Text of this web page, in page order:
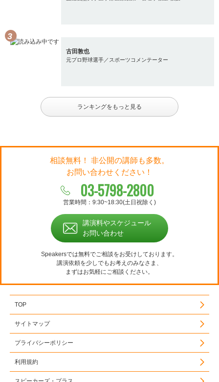
古田敦也
元プロ野球選手／スポーツコメンテーター
ランキングをもっと見る
相談無料！ 非公開の講師も多数。
お問い合わせください！
03-5798-2800
営業時間：9:30~18:30(土日祝除く)
講演料やスケジュール
お問い合わせ
Speakersでは無料でご相談をお受けしております。
講演依頼を少しでもお考えのみなさま、
まずはお気軽にご相談ください。
TOP
サイトマップ
プライバシーポリシー
利用規約